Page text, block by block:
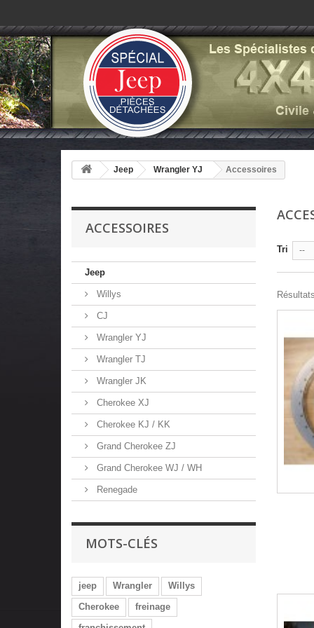
Jeep Wrangler YJ Accessoires
ACCESSOIRES
Jeep
Willys
CJ
Wrangler YJ
Wrangler TJ
Wrangler JK
Cherokee XJ
Cherokee KJ / KK
Grand Cherokee ZJ
Grand Cherokee WJ / WH
Renegade
MOTS-CLÉS
jeep Wrangler
Willys
Cherokee
freinage
Tri --